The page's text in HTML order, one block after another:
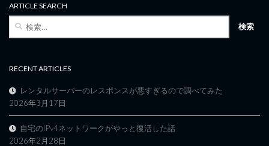
ARTICLE SEARCH
RECENT ARTICLES
レンタルサーバーのレスポンスが悪すぎるので調べてみた
2026年3月17日
自宅のIPv4ネットワークがやっと復活した話
2026年2月28日